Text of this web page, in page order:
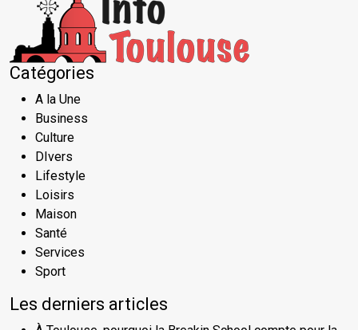
Catégories
A la Une
Business
Culture
DIvers
Lifestyle
Loisirs
Maison
Santé
Services
Sport
Les derniers articles